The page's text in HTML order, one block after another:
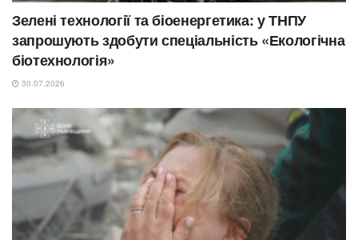
Зелені технології та біоенергетика: у ТНПУ
запрошують здобути спеціальність «Екологічна
біотехнологія»
30.07.2026